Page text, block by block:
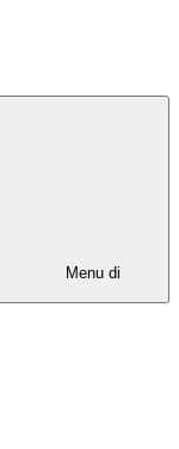
Menu di